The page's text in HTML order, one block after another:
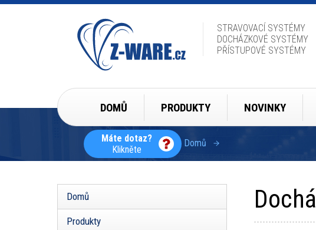
Přejít
STRAVOVACÍ SYSTÉMY
DOCHÁZKOVÉ SYSTÉMY
PŘÍSTUPOVÉ SYSTÉMY
Hlavní
navigace
DOMŮ PRODUKTY NOVINKY
Máte dotaz?
Klikněte
Drobečková
Domů
Hlavní
navigace
Domů
Produkty